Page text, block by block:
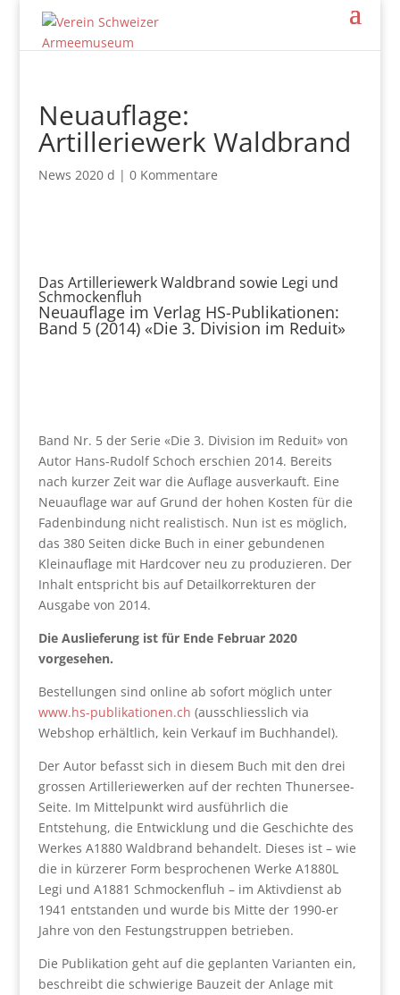
Neuauflage:
Artilleriewerk Waldbrand
News 2020 d | 0 Kommentare
Das Artilleriewerk Waldbrand sowie Legi und
Schmockenfluh
Neuauflage im Verlag HS-Publikationen:
Band 5 (2014) «Die 3. Division im Reduit»
Band Nr. 5 der Serie «Die 3. Division im Reduit» von
Autor Hans-Rudolf Schoch erschien 2014. Bereits
nach kurzer Zeit war die Auflage ausverkauft. Eine
Neuauflage war auf Grund der hohen Kosten für die
Fadenbindung nicht realistisch. Nun ist es möglich,
das 380 Seiten dicke Buch in einer gebundenen
Kleinauflage mit Hardcover neu zu produzieren. Der
Inhalt entspricht bis auf Detailkorrekturen der
Ausgabe von 2014.
Die Auslieferung ist für Ende Februar 2020
vorgesehen.
Bestellungen sind online ab sofort möglich unter
www.hs-publikationen.ch (ausschliesslich via
Webshop erhältlich, kein Verkauf im Buchhandel).
Der Autor befasst sich in diesem Buch mit den drei
grossen Artilleriewerken auf der rechten Thunersee-
Seite. Im Mittelpunkt wird ausführlich die
Entstehung, die Entwicklung und die Geschichte des
Werkes A1880 Waldbrand behandelt. Dieses ist – wie
die in kürzerer Form besprochenen Werke A1880L
Legi und A1881 Schmockenfluh – im Aktivdienst ab
1941 entstanden und wurde bis Mitte der 1990-er
Jahre von den Festungstruppen betrieben.
Die Publikation geht auf die geplanten Varianten ein,
beschreibt die schwierige Bauzeit der Anlage mit